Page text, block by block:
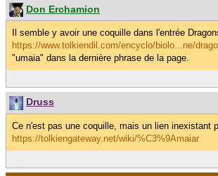
Don Erchamion
Il semble y avoir une coquille dans l'entrée
https://www.tolkiendil.com/encyclo/biolo...ne/
"umaia" dans la dernière phrase de la page.
Druss
Ce n'est pas une coquille, mais un lien inexistant
https://tolkiengateway.net/wiki/%C3%9Amaiar